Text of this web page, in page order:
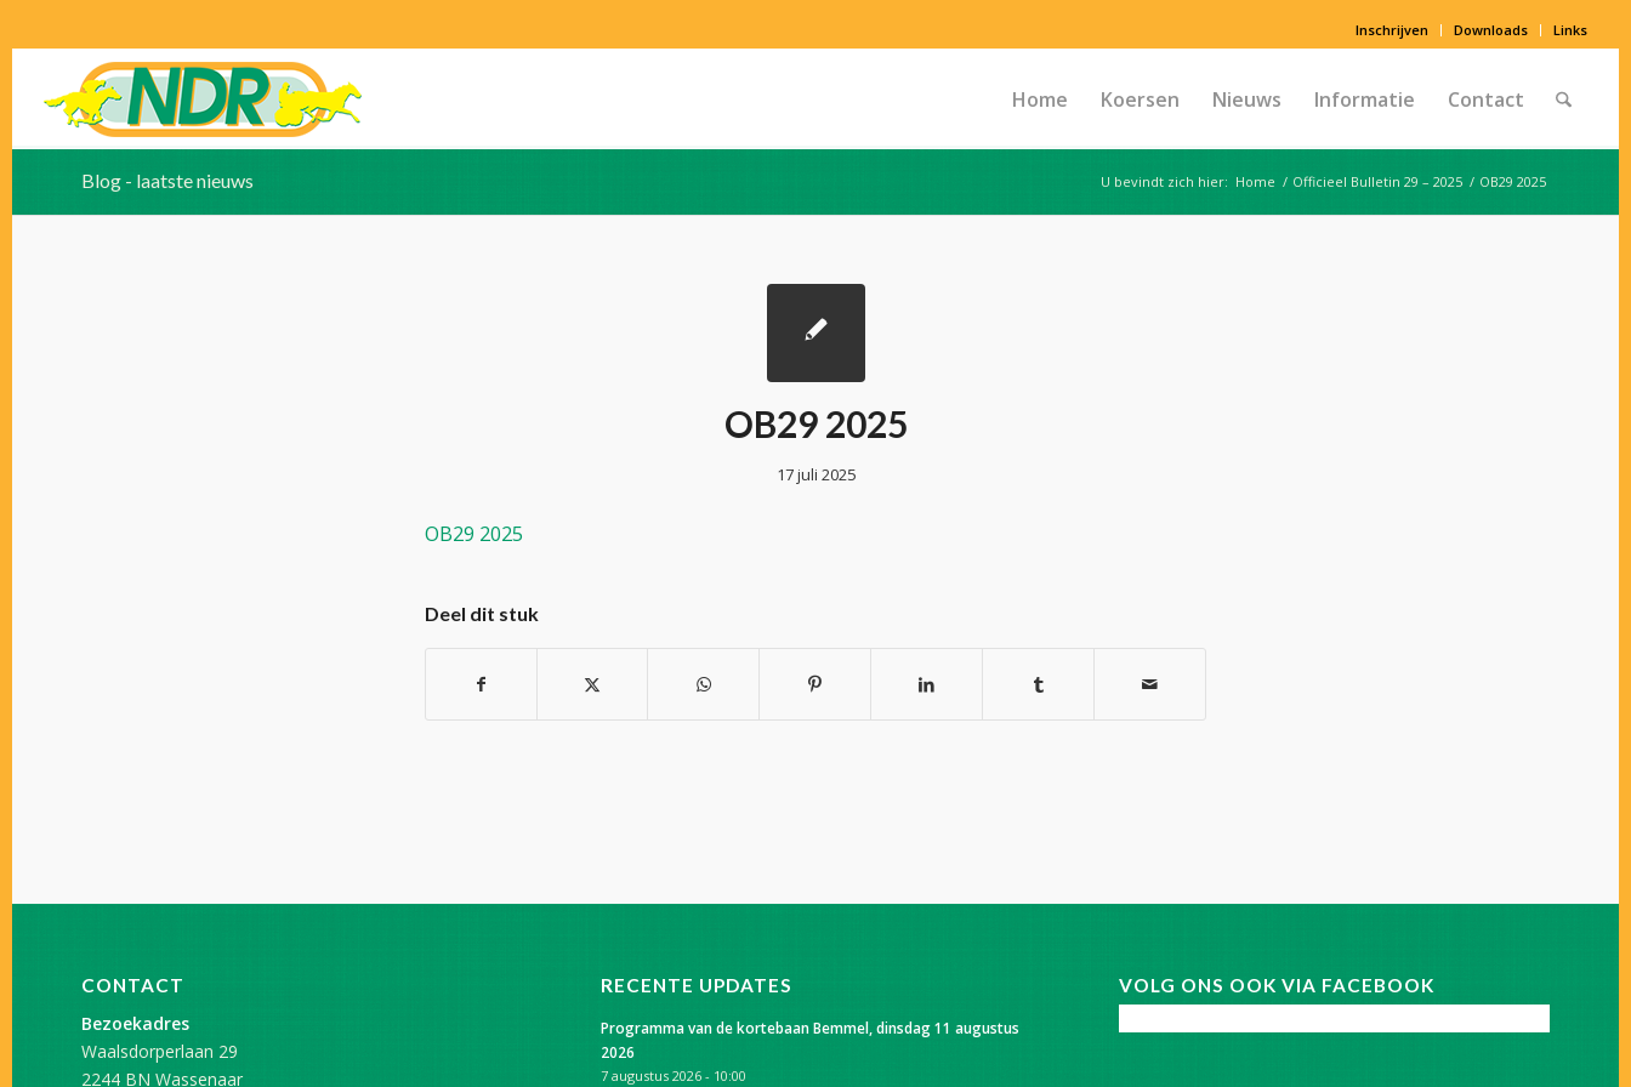
Inschrijven Downloads Links
Home Koersen Nieuws Informatie Contact
Blog - laatste nieuws U bevindt zich hier: Home / Officieel Bulletin 29 – 2025 / OB29 2025
OB29 2025
17 juli 2025
OB29 2025
Deel dit stuk
CONTACT
Bezoekadres
Waalsdorperlaan 29
2244 BN Wassenaar
RECENTE UPDATES
Programma van de kortebaan Bemmel, dinsdag 11 augustus
2026
7 augustus 2026 - 10:00
VOLG ONS OOK VIA FACEBOOK